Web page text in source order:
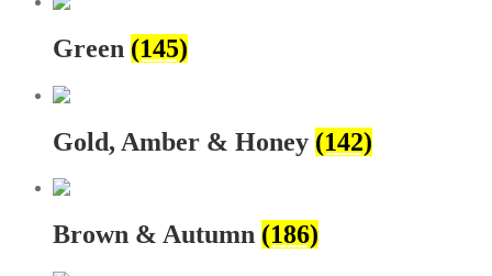
Green (145)
Gold, Amber & Honey (142)
Brown & Autumn (186)